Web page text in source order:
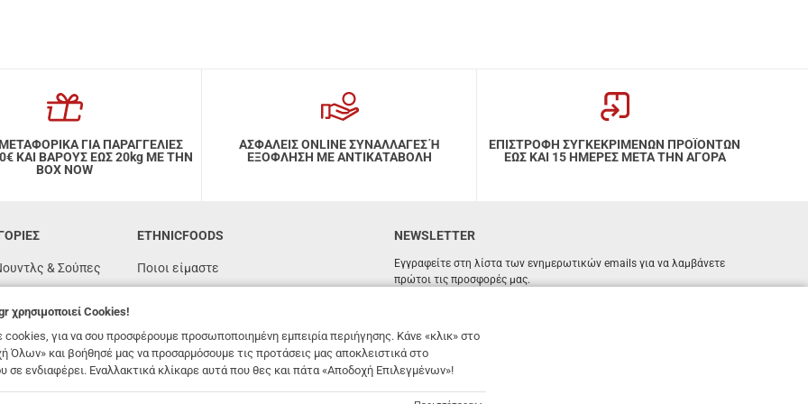
ΓΙΑ ΠΑΡΑΓΓΕΛΙΕΣ
ΒΑΡΟΥΣ ΕΩΣ 20kg ΜΕ ΤΗΝ
BOX NOW
ΑΣΦΑΛΕΙΣ ONLINE ΣΥΝΑΛΛΑΓΕΣ Ή
ΕΞΟΦΛΗΣΗ ΜΕ ΑΝΤΙΚΑΤΑΒΟΛΗ
ΕΠΙΣΤΡΟΦΗ ΣΥΓΚΕΚΡΙΜΕΝΩΝ ΠΡΟΪΟΝΤΩΝ
ΕΩΣ ΚΑΙ 15 ΗΜΕΡΕΣ ΜΕΤΑ ΤΗΝ ΑΓΟΡΑ
& Σούπες
ETHNICFOODS
Ποιοι είμαστε
Όροι χρήσης
Παραγγελίες & Αποστολές
NEWSLETTER
Εγγραφείτε στη λίστα των ενημερωτικών emails για να λαμβάνετε
πρώτοι τις προσφορές μας.
Email
Έχω διαβάσει κι αποδέχομαι τους
χρησιμοποιεί Cookies!
cookies, για να σου προσφέρουμε προσωποποιημένη εμπειρία περιήγησης. Κάνε «κλικ» στο
Όλων» και βοήθησέ μας να προσαρμόσουμε τις προτάσεις μας αποκλειστικά στο
σε ενδιαφέρει. Εναλλακτικά κλίκαρε αυτά που θες και πάτα «Αποδοχή Επιλεγμένων»!